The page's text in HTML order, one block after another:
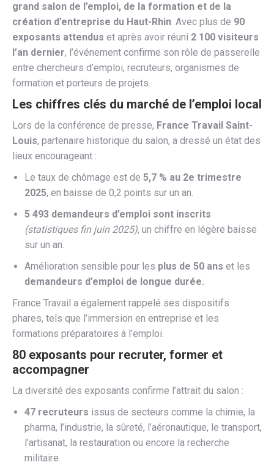
grand salon de l’emploi, de la formation et de la
création d’entreprise du Haut-Rhin. Avec plus de 90
exposants attendus et après avoir réuni 2 100 visiteurs
l’an dernier, l’événement confirme son rôle de passerelle
entre chercheurs d’emploi, recruteurs, organismes de
formation et porteurs de projets.
Les chiffres clés du marché de l’emploi local
Lors de la conférence de presse, France Travail Saint-
Louis, partenaire historique du salon, a dressé un état des
lieux encourageant :
Le taux de chômage est de 5,7 % au 2e trimestre
2025, en baisse de 0,2 points sur un an.
5 493 demandeurs d’emploi sont inscrits
(statistiques fin juin 2025), un chiffre en légère baisse
sur un an.
Amélioration sensible pour les plus de 50 ans et les
demandeurs d’emploi de longue durée.
France Travail a également rappelé ses dispositifs
phares, tels que l’immersion en entreprise et les
formations préparatoires à l’emploi.
80 exposants pour recruter, former et
accompagner
La diversité des exposants confirme l’attrait du salon :
47 recruteurs issus de secteurs comme la chimie, la
pharma, l’industrie, la sûreté, l’aéronautique, le transport,
l’artisanat, la restauration ou encore la recherche
militaire